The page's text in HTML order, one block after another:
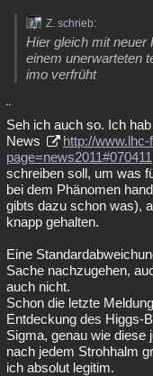
Z. schrieb:
Hier gleich mit neuer
einem unerwarteten
imo verfrüht
¨
Seh ich auch so. Ich
News
http://
page=news2011#070411
schreiben soll, um was
bei dem Phänomen
gibts dazu schon was),
knapp gehalten.
Eine
Sache nachzugehen,
auch nicht.
Schon die letzte
Entdeckung des Higgs-
Sigma, genau wie diese
nach jedem Strohhalm
ich absolut legitim.